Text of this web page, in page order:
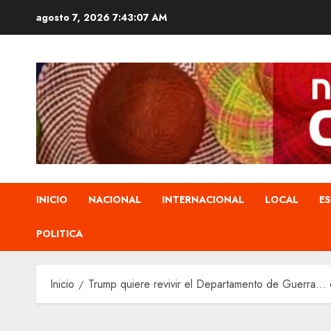
agosto 7, 2026 7:43:08 AM
INICIO NACIONAL INTERNACIONAL LOCAL
POLITICA
Inicio Trump quiere revivir el Departamento de Guerra…